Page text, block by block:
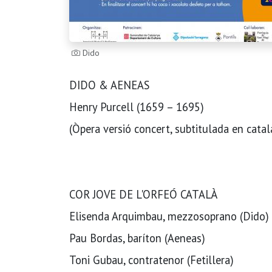
Dido
DIDO & AENEAS
Henry Purcell (1659 – 1695)
(Òpera versió concert, subtitulada en
COR JOVE DE L'ORFEÓ CATALÀ
Elisenda Arquimbau, mezzosoprano (Dido)
Pau Bordas, baríton (Aeneas)
Toni Gubau, contratenor (Fetillera)